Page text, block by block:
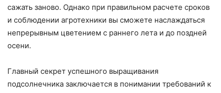
сажать заново. Однако при правильном расчете сроков
и соблюдении агротехники вы сможете наслаждаться
непрерывным цветением с раннего лета и до поздней
осени.
Главный секрет успешного выращивания
подсолнечника заключается в понимании требований к